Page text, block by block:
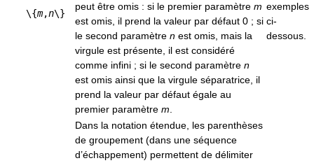
\{m,n\}
peut être omis : si le premier paramètre m
est omis, il prend la valeur par défaut 0 ; si
le second paramètre n est omis, mais la
virgule est présente, il est considéré
comme infini ; si le second paramètre n
est omis ainsi que la virgule séparatrice, il
prend la valeur par défaut égale au
premier paramètre m.
exemples
ci-
dessous.
Dans la notation étendue, les parenthèses
de groupement (dans une séquence
d’échappement) permettent de délimiter